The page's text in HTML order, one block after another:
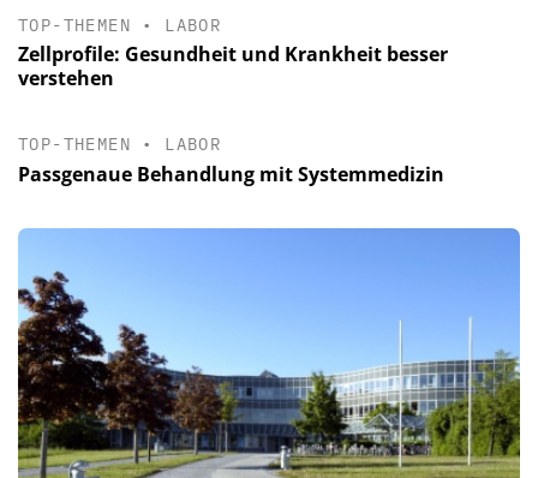
TOP-THEMEN • LABOR
Zellprofile: Gesundheit und Krankheit besser
verstehen
TOP-THEMEN • LABOR
Passgenaue Behandlung mit Systemmedizin